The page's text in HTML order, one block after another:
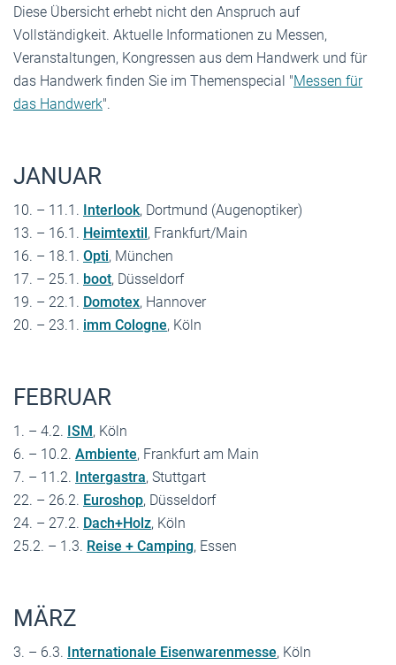
Diese Übersicht erhebt nicht den Anspruch auf
Vollständigkeit. Aktuelle ­Informationen zu Messen,
Veranstaltungen, Kongressen aus dem Handwerk und für
das Handwerk finden Sie im Themenspecial "­Messen für
das Handwerk".
JANUAR
10. – 11.1. Interlook, Dortmund (Augenoptiker)
13. – 16.1. Heimtextil, Frankfurt/Main
16. – 18.1. Opti, München
17. – 25.1. boot, Düsseldorf
19. – 22.1. Domotex, Hannover
20. – 23.1. imm Cologne, Köln
FEBRUAR
1. – 4.2. ISM, Köln
6. – 10.2. Ambiente, Frankfurt am Main
7. – 11.2. Intergastra, Stuttgart
22. – 26.2. Euroshop, Düsseldorf
24. – 27.2. Dach+Holz, Köln
25.2. – 1.3. Reise + Camping, Essen
MÄRZ
3. – 6.3. Internationale Eisenwarenmesse, Köln